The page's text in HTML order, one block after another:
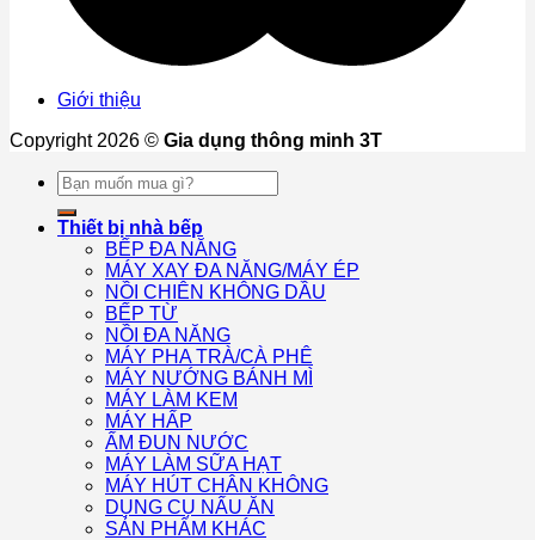
Giới thiệu
Copyright 2026 © Gia dụng thông minh 3T
Tìm
kiếm:
Thiết bị nhà bếp
BẾP ĐA NĂNG
MÁY XAY ĐA NĂNG/MÁY ÉP
NỒI CHIÊN KHÔNG DẦU
BẾP TỪ
NỒI ĐA NĂNG
MÁY PHA TRÀ/CÀ PHÊ
MÁY NƯỚNG BÁNH MÌ
MÁY LÀM KEM
MÁY HẤP
ẤM ĐUN NƯỚC
MÁY LÀM SỮA HẠT
MÁY HÚT CHÂN KHÔNG
DỤNG CỤ NẤU ĂN
SẢN PHẨM KHÁC